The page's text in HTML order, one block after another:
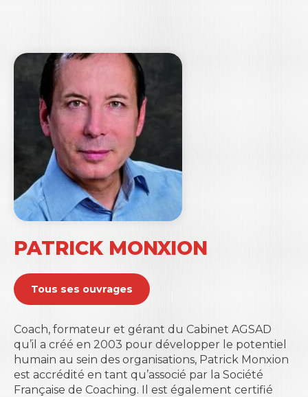
PATRICK MONXION
Tous ses ouvrages
Coach, formateur et gérant du Cabinet AGSAD
qu’il a créé en 2003 pour développer le potentiel
humain au sein des organisations, Patrick Monxion
est accrédité en tant qu’associé par la Société
Française de Coaching. Il est également certifié